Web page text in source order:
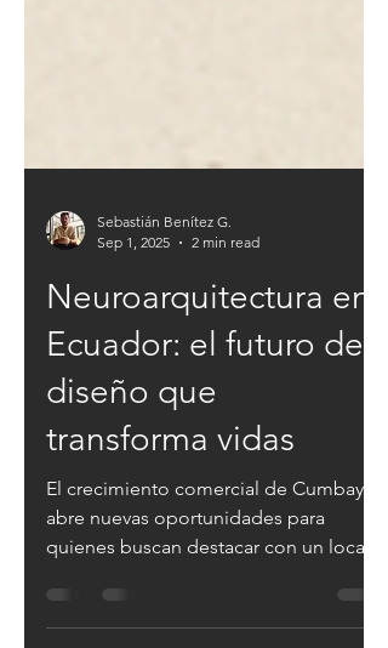
Sebastián Benítez G.
Sep 1, 2025
2 min read
Neuroarquitectura en
Ecuador: el futuro del
diseño que
transforma vidas
El crecimiento comercial de Cumbayá
quienes buscan destacar con un local
atractivo, funcional y emocionalmente